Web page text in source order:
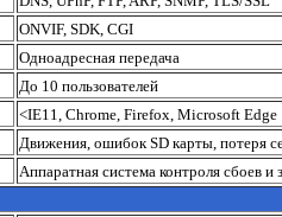
ONVIF, SDK, CGI
Одноадресная передача
До 10 пользователей
<IE11, Chrome, Firefox, Microsoft Edge
Движения, ошибок SD карты, потеря
Аппаратная система контроля сбоев и